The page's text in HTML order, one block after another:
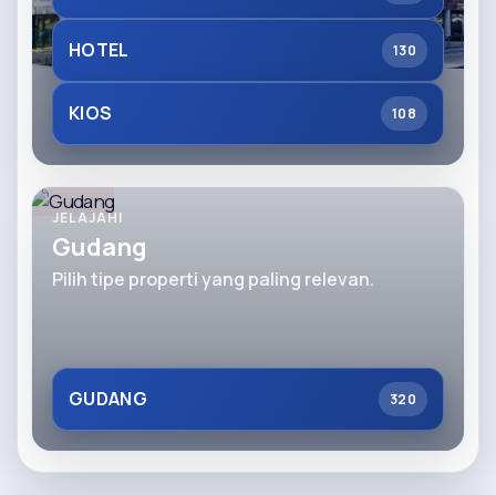
HOTEL 130
KIOS 108
JELAJAHI
Gudang
Pilih tipe properti yang paling relevan.
GUDANG 320